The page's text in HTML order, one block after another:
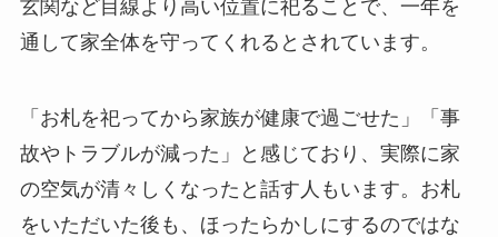
玄関など目線より高い位置に祀ることで、一年を
通して家全体を守ってくれるとされています。
「お札を祀ってから家族が健康で過ごせた」「事
故やトラブルが減った」と感じており、実際に家
の空気が清々しくなったと話す人もいます。お札
をいただいた後も、ほったらかしにするのではな